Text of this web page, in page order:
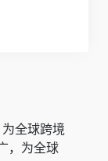
全球跨境
，为全球